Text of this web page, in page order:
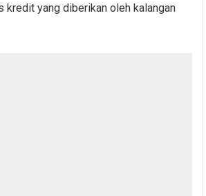
kredit yang diberikan oleh kalangan